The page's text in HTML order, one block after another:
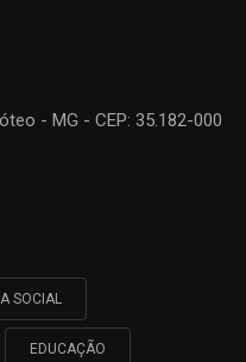
- MG - CEP: 35.182-000
SOCIAL
EDUCAÇÃO